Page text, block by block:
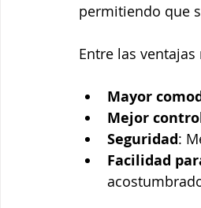
permitiendo que
Entre las
Mayor
Mejor
Seguridad:
Facilidad